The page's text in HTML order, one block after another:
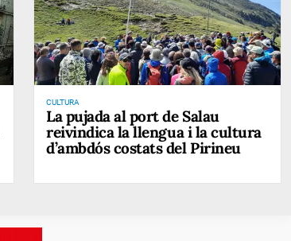
CULTURA
La pujada al port de Salau
reivindica la llengua i la cultura
d’ambdós costats del Pirineu